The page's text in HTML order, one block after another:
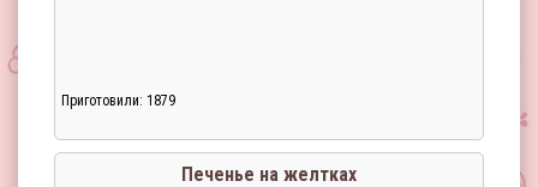
Приготовили: 1879
Печенье на желтках